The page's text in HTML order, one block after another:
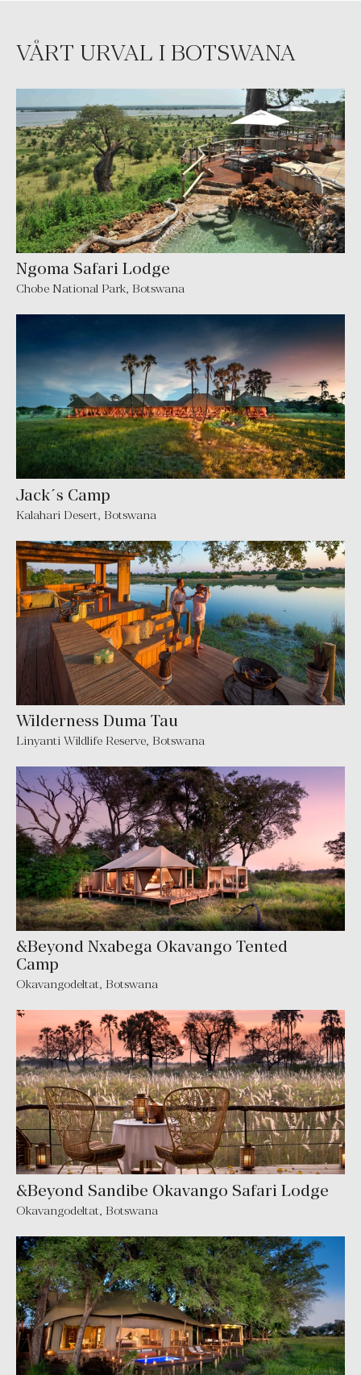
VÅRT URVAL I BOTSWANA
Ngoma Safari Lodge
Chobe National Park, Botswana
Jack´s Camp
Kalahari Desert, Botswana
Wilderness Duma Tau
Linyanti Wildlife Reserve, Botswana
&Beyond Nxabega Okavango Tented
Camp
Okavangodeltat, Botswana
&Beyond Sandibe Okavango Safari Lodge
Okavangodeltat, Botswana